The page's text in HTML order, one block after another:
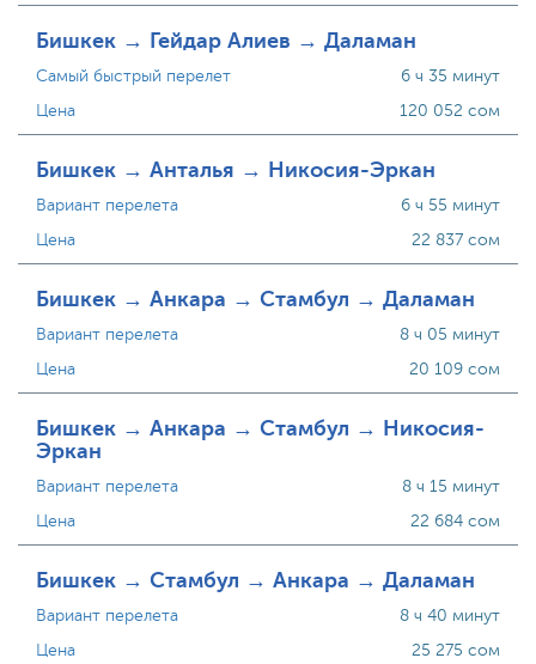
Бишкек → Гейдар Алиев → Даламан
Самый быстрый перелет
Цена
6 ч 35 минут
120 052 сом
Бишкек → Анталья → Никосия-Эркан
Вариант перелета
Цена
6 ч 55 минут
22 837 сом
Бишкек → Анкара → Стамбул → Даламан
Вариант перелета
Цена
8 ч 05 минут
20 109 сом
Бишкек → Анкара → Стамбул → Никосия-
Эркан
Вариант перелета
Цена
8 ч 15 минут
22 684 сом
Бишкек → Стамбул → Анкара → Даламан
Вариант перелета
Цена
8 ч 40 минут
25 275 сом